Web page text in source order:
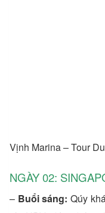
Vịnh Marina – Tour
NGÀY 02:
– Buổi sáng: Qúy